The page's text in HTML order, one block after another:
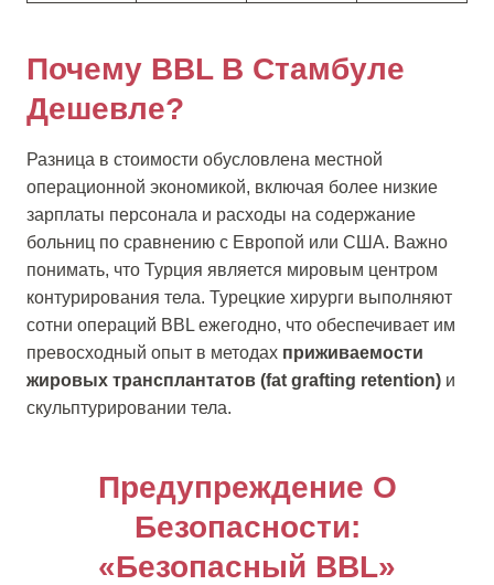
Почему BBL В Стамбуле
Дешевле?
Разница в стоимости обусловлена местной
операционной экономикой, включая более низкие
зарплаты персонала и расходы на содержание
больниц по сравнению с Европой или США. Важно
понимать, что Турция является мировым центром
контурирования тела. Турецкие хирурги выполняют
сотни операций BBL ежегодно, что обеспечивает им
превосходный опыт в методах приживаемости
жировых трансплантатов (fat grafting retention) и
скульптурировании тела.
Предупреждение О
Безопасности:
«Безопасный BBL»